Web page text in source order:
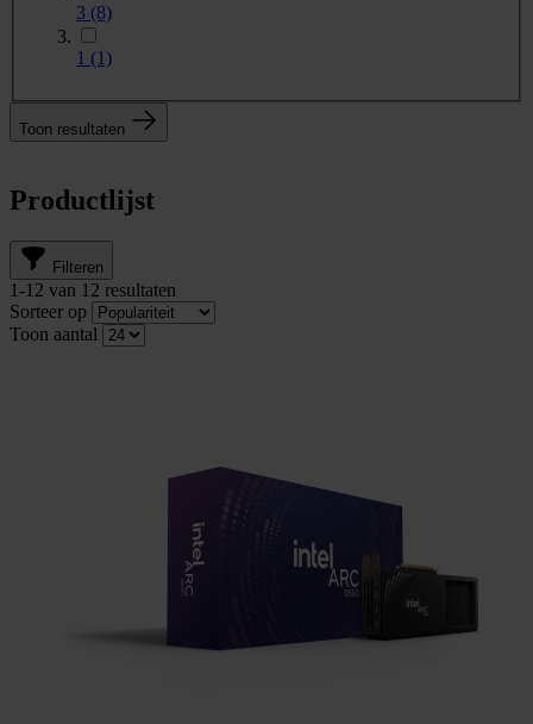
3 (8)
1 (1)
Toon resultaten
Productlijst
Filteren
1-12 van 12 resultaten
Sorteer op
Toon aantal